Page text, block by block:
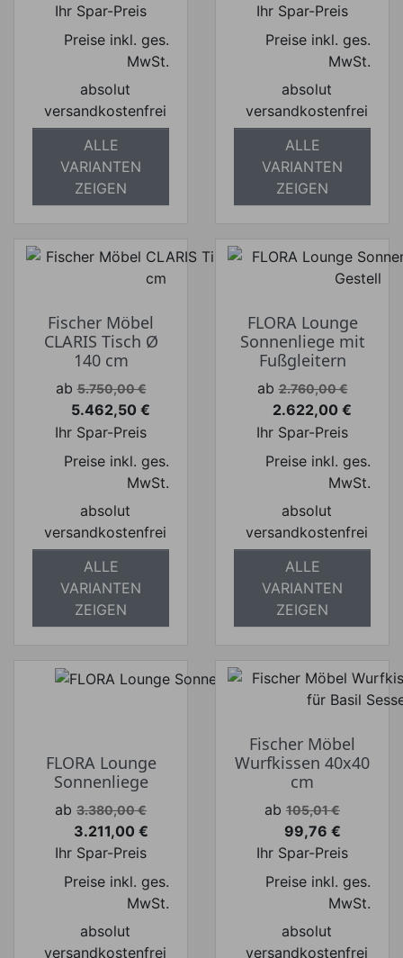
Ihr Spar-Preis
Preise inkl. ges.
MwSt.
absolut
versandkostenfrei
ALLE
VARIANTEN
ZEIGEN
Ihr Spar-Preis
Preise inkl. ges.
MwSt.
absolut
versandkostenfrei
ALLE
VARIANTEN
ZEIGEN
Fischer Möbel
CLARIS Tisch Ø
140 cm
Verkaufspreis
ab 5.750,00 €
Preis
5.462,50 €
Ihr Spar-Preis
Preise inkl. ges.
MwSt.
absolut
versandkostenfrei
ALLE
VARIANTEN
ZEIGEN
FLORA Lounge
Sonnenliege mit
Fußgleitern
Verkaufspreis
ab 2.760,00 €
Preis
2.622,00 €
Ihr Spar-Preis
Preise inkl. ges.
MwSt.
absolut
versandkostenfrei
ALLE
VARIANTEN
ZEIGEN
FLORA Lounge
Sonnenliege
Verkaufspreis
ab 3.380,00 €
Preis
3.211,00 €
Ihr Spar-Preis
Preise inkl. ges.
MwSt.
absolut
versandkostenfrei
Fischer Möbel
Wurfkissen 40x40
cm
Verkaufspreis
ab 105,01 €
Preis
99,76 €
Ihr Spar-Preis
Preise inkl. ges.
MwSt.
absolut
versandkostenfrei